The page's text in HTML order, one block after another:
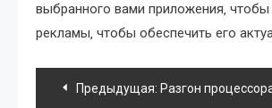
выбранного вами приложения‚
рекламы‚ чтобы обеспечить его
Навигация
Предыдущая: Разгон